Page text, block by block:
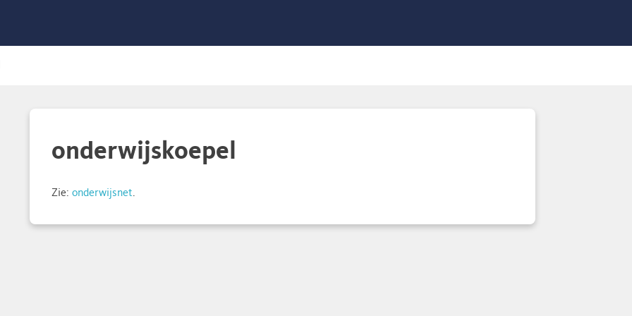
onderwijskoepel
Zie: onderwijsnet.